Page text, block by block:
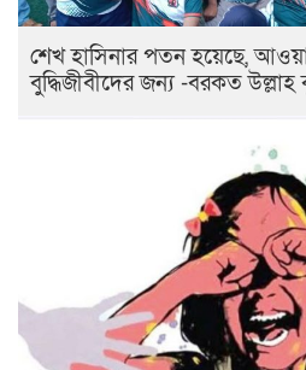
শেখ হাসিনার পতন হয়েছে,
বুদ্ধিজীবীদের জন্য -বরকত